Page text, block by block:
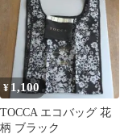
¥1,100
TOCCA エコバッグ 花
柄 ブラック